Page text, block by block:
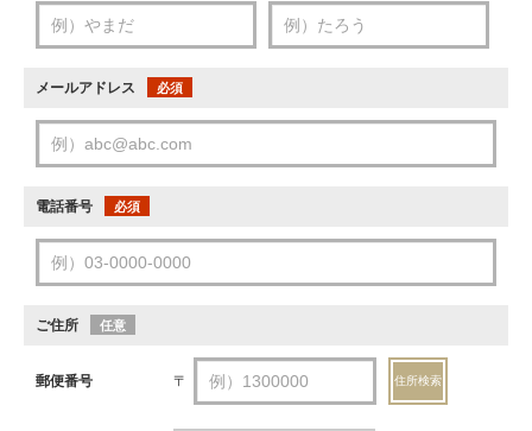
メールアドレス 必須
電話番号 必須
ご住所 任意
郵便番号 〒 住所検索